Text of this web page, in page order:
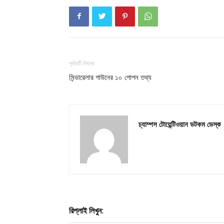
পূর্ববর্তী নিবন্ধ
সিন্ডারেলার গাউনের ১০ গোপন তথ্য
চ্যাম্পস টোয়েন্টিওয়ান ডটকম ডেস্ক
রিপ্লাই লিখুন: